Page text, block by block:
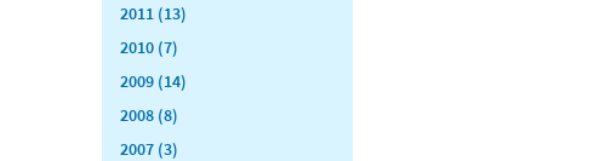
2011 (13)
2010 (7)
2009 (14)
2008 (8)
2007 (3)